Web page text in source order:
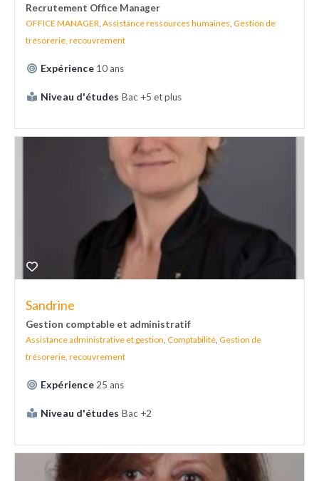
Recrutement Office Manager
OFFICE MANAGER Assistance ressources humaines Gestion de
trésorerie, recouvrement
Expérience 10 ans
Niveau d'études Bac +5 et plus
Sandrine
Gestion comptable et administratif
Assistance administrative et gestion Comptabilité Gestion de
trésorerie, recouvrement
Expérience 25 ans
Niveau d'études Bac +2